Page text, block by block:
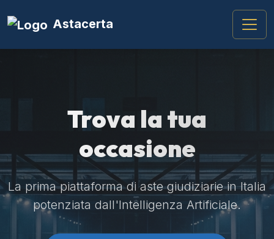
Astacerta
Trova la tua
occasione
La prima piattaforma di aste giudiziarie in Italia
potenziata dall'Intelligenza Artificiale.